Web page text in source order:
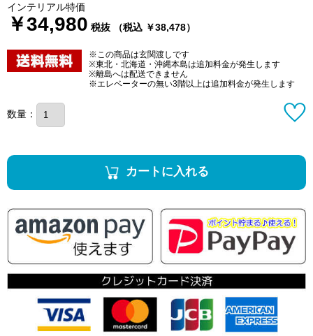
インテリアル特価
￥34,980 税抜 （税込 ￥38,478）
※この商品は玄関渡しです
※東北・北海道・沖縄本島は追加料金が発生します
※離島へは配送できません
※エレベーターの無い3階以上は追加料金が発生します
数量：
カートに入れる